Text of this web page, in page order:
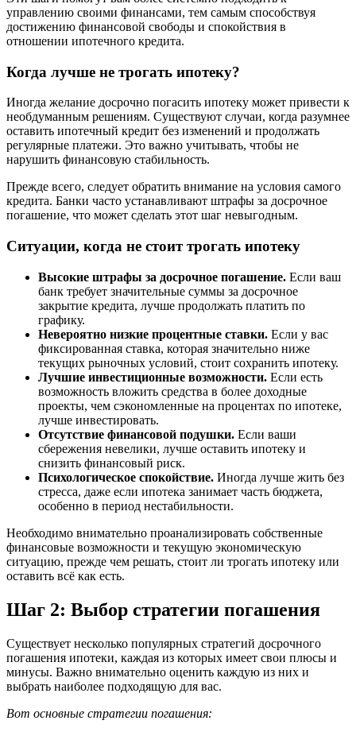
управлению своими финансами, тем самым способствуя
достижению финансовой свободы и спокойствия в
отношении ипотечного кредита.
Когда лучше не трогать ипотеку?
Иногда желание досрочно погасить ипотеку может привести к
необдуманным решениям. Существуют случаи, когда разумнее
оставить ипотечный кредит без изменений и продолжать
регулярные платежи. Это важно учитывать, чтобы не
нарушить финансовую стабильность.
Прежде всего, следует обратить внимание на условия самого
кредита. Банки часто устанавливают штрафы за досрочное
погашение, что может сделать этот шаг невыгодным.
Ситуации, когда не стоит трогать ипотеку
Высокие штрафы за досрочное погашение. Если ваш
банк требует значительные суммы за досрочное
закрытие кредита, лучше продолжать платить по
графику.
Невероятно низкие процентные ставки. Если у вас
фиксированная ставка, которая значительно ниже
текущих рыночных условий, стоит сохранить ипотеку.
Лучшие инвестиционные возможности. Если есть
возможность вложить средства в более доходные
проекты, чем сэкономленные на процентах по ипотеке,
лучше инвестировать.
Отсутствие финансовой подушки. Если ваши
сбережения невелики, лучше оставить ипотеку и
снизить финансовый риск.
Психологическое спокойствие. Иногда лучше жить без
стресса, даже если ипотека занимает часть бюджета,
особенно в период нестабильности.
Необходимо внимательно проанализировать собственные
финансовые возможности и текущую экономическую
ситуацию, прежде чем решать, стоит ли трогать ипотеку или
оставить всё как есть.
Шаг 2: Выбор стратегии погашения
Существует несколько популярных стратегий досрочного
погашения ипотеки, каждая из которых имеет свои плюсы и
минусы. Важно внимательно оценить каждую из них и
выбрать наиболее подходящую для вас.
Вот основные стратегии погашения: